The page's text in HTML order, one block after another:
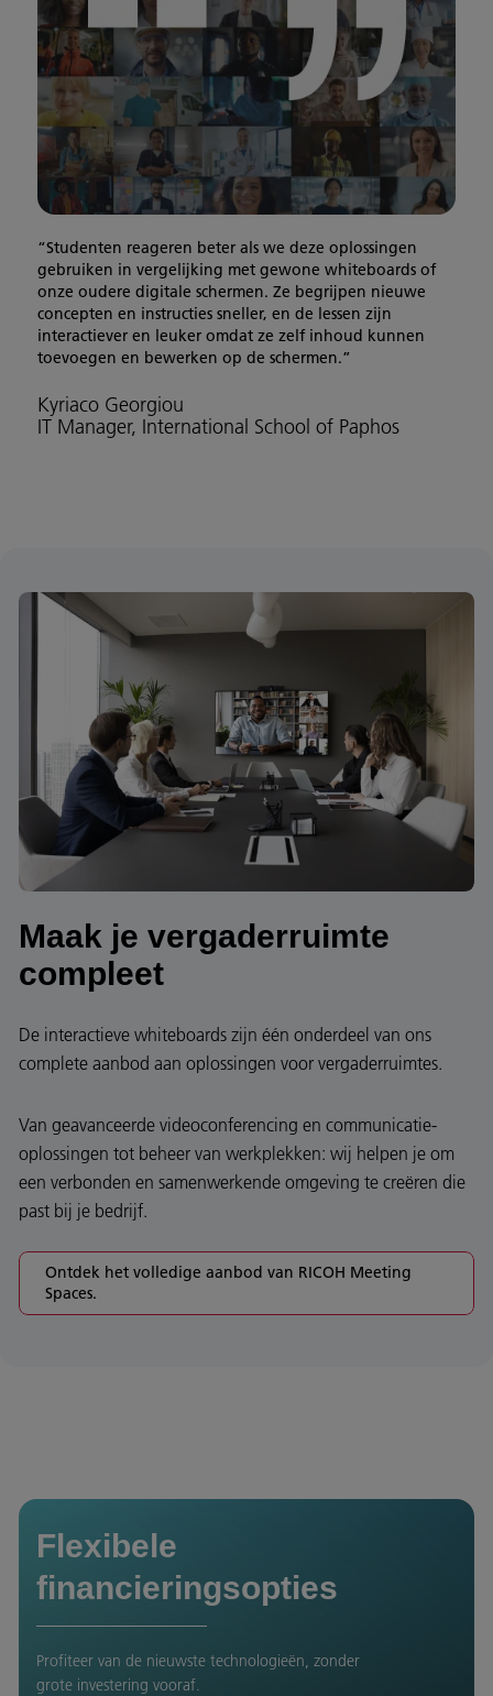
“Studenten reageren beter als we deze oplossingen
gebruiken in vergelijking met gewone whiteboards of
onze oudere digitale schermen. Ze begrijpen nieuwe
concepten en instructies sneller, en de lessen zijn
interactiever en leuker omdat ze zelf inhoud kunnen
toevoegen en bewerken op de schermen.”
Kyriaco Georgiou
IT Manager, International School of Paphos
Maak je vergaderruimte
compleet
De interactieve whiteboards zijn één onderdeel van ons
complete aanbod aan oplossingen voor vergaderruimtes.
Van geavanceerde videoconferencing en communicatie-
oplossingen tot beheer van werkplekken: wij helpen je om
een verbonden en samenwerkende omgeving te creëren die
past bij je bedrijf.
Ontdek het volledige aanbod van RICOH Meeting
Spaces.
Flexibele
financieringsopties
Profiteer van de nieuwste technologieën, zonder
grote investering vooraf.